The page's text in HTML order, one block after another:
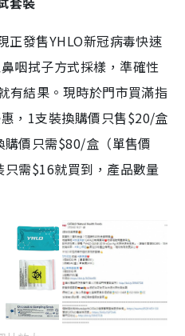
正發售YHLO新冠病毒快速
咽拭子方式採樣，準確性
有結果。現時於門市買滿指
，1支裝換購價只售$20/盒
購價只需$80/盒（單售價
需$16就買到，產品數量